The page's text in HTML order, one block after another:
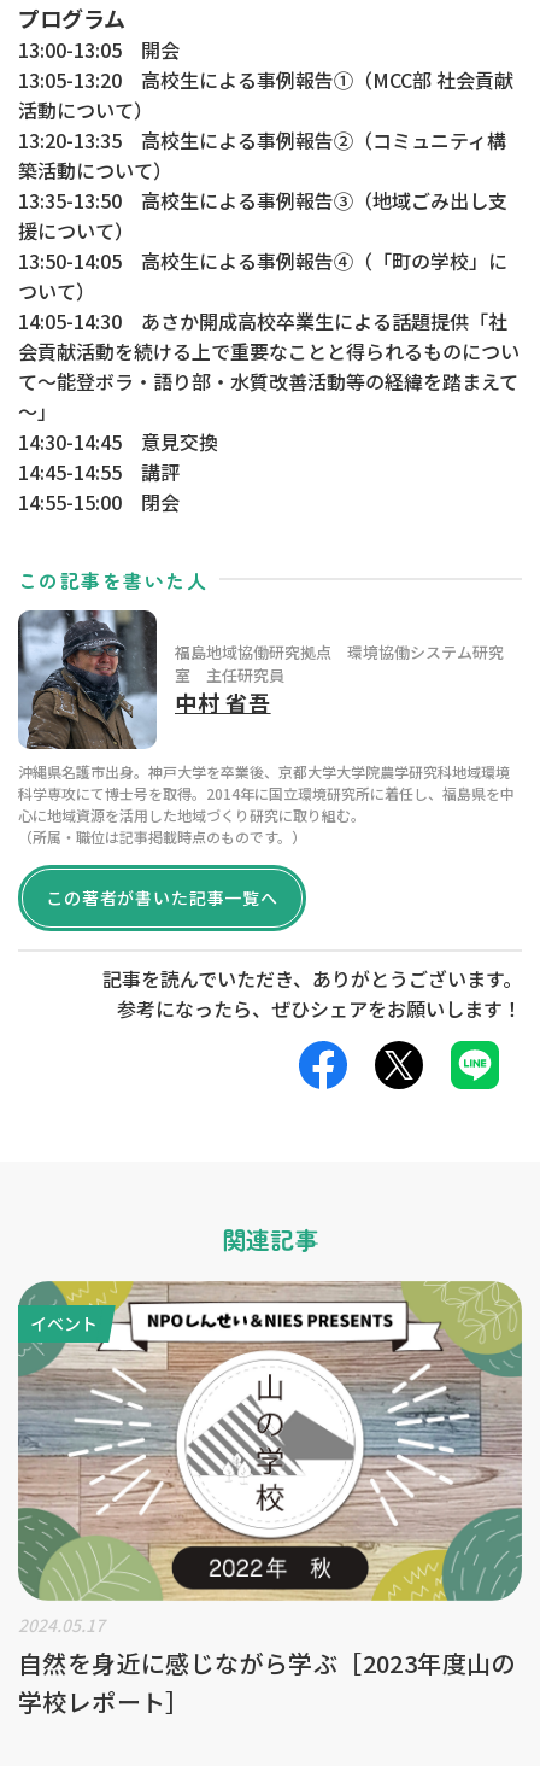
プログラム
13:00-13:05 開会
13:05-13:20 高校生による事例報告①（MCC部 社会貢献
活動について）
13:20-13:35 高校生による事例報告②（コミュニティ構
築活動について）
13:35-13:50 高校生による事例報告③（地域ごみ出し支
援について）
13:50-14:05 高校生による事例報告④（「町の学校」に
ついて）
14:05-14:30 あさか開成高校卒業生による話題提供「社
会貢献活動を続ける上で重要なことと得られるものについ
て～能登ボラ・語り部・水質改善活動等の経緯を踏まえて
～」
14:30-14:45 意見交換
14:45-14:55 講評
14:55-15:00 閉会
この記事を書いた人
中村 省吾
福島地域協働研究拠点 環境協働システム研究
室 主任研究員
沖縄県名護市出身。神戸大学を卒業後、京都大学大学院農学研究科地域環境
科学専攻にて博士号を取得。2014年に国立環境研究所に着任し、福島県を中
心に地域資源を活用した地域づくり研究に取り組む。
（所属・職位は記事掲載時点のものです。）
この著者が書いた記事一覧へ
記事を読んでいただき、ありがとうございます。
参考になったら、ぜひシェアをお願いします！
関連記事
自然を身近に感じながら学ぶ［2023年度山の
学校レポート］
2024.05.17
イベント